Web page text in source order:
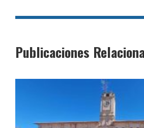
Publicaciones